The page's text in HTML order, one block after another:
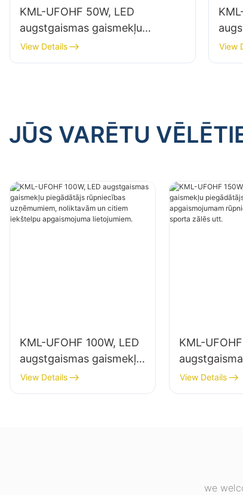
KML-UFOHF 50W, LED
augstgaismas gaismekļu
piegādātājs rūpniecības
uzņēmumiem, noliktavām un
View Details View
JŪS VARĒTU
KML-UFOHF 100W, LED
augstgaismas gaismekļu
piegādātājs rūpniecības
uzņēmumiem,
View Details
KML-
piegādātājs
View Details
we